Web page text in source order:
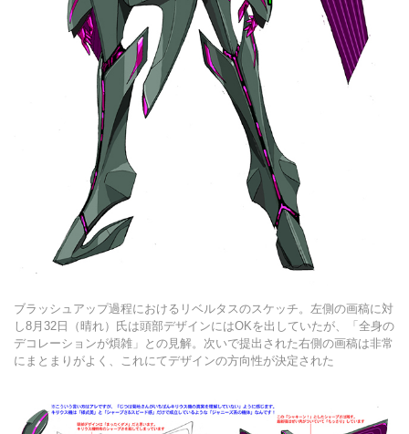
ブラッシュアップ過程におけるリベルタスのスケッチ。左側の画稿に対
し8月32日（晴れ）氏は頭部デザインにはOKを出していたが、「全身の
デコレーションが煩雑」との見解。次いで提出された右側の画稿は非常
にまとまりがよく、これにてデザインの方向性が決定された